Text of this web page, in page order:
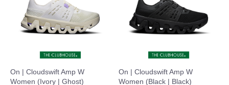
On | Cloudswift Amp W
Women (Ivory | Ghost)
On | Cloudswift Amp W
Women (Black | Black)